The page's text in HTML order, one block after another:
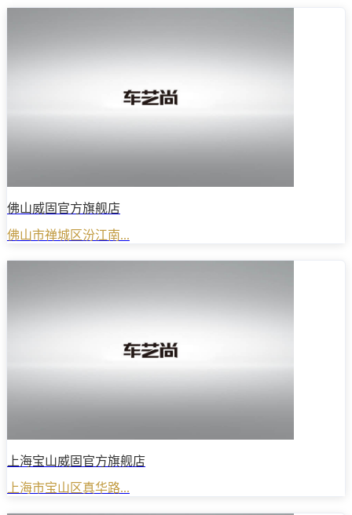
佛山威固官方旗舰店
佛山市禅城区汾江南...
上海宝山威固官方旗舰店
上海市宝山区真华路...